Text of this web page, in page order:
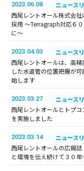
2023.06.08
ニュース
西尾レントオール株式会社
採用 ～Terragraph対応６
に～
2023.04.03
ニュース
西尾レントオールは、高
した水道管の位置把握が
始します
2023.03.27
ニュース
西尾レントオールとトプ
を実施しました
2023.03.14
ニュース
西尾レントオールの広報
と環境を伝え続けて３０年